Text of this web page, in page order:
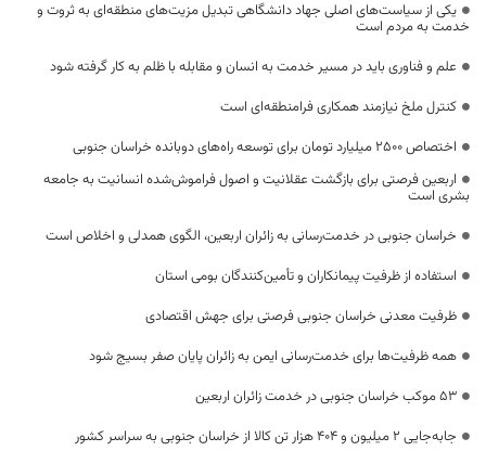
یکی از سیاست‌های اصلی جهاد دانشگاهی تبدیل مزیت‌های منطقه‌ای به ثروت و
خدمت به مردم است
علم و فناوری باید در مسیر خدمت به انسان و مقابله با ظلم به کار گرفته شود
کنترل ملخ نیازمند همکاری فرامنطقه‌ای است
اختصاص 2500 میلیارد تومان برای توسعه راه‌های دوبانده خراسان جنوبی
اربعین فرصتی برای بازگشت عقلانیت و اصول فراموش‌شده انسانیت به جامعه
بشری است
خراسان جنوبی در خدمت‌رسانی به زائران اربعین، الگوی همدلی و اخلاص است
استفاده از ظرفیت پیمانکاران و تأمین‌کنندگان بومی استان
ظرفیت معدنی خراسان جنوبی فرصتی برای جهش اقتصادی
همه ظرفیت‌ها برای خدمت‌رسانی ایمن به زائران پایان صفر بسیج شود
53 موکب خراسان جنوبی در خدمت زائران اربعین
جابه‌جایی 2 میلیون و 404 هزار تن کالا از خراسان جنوبی به سراسر کشور